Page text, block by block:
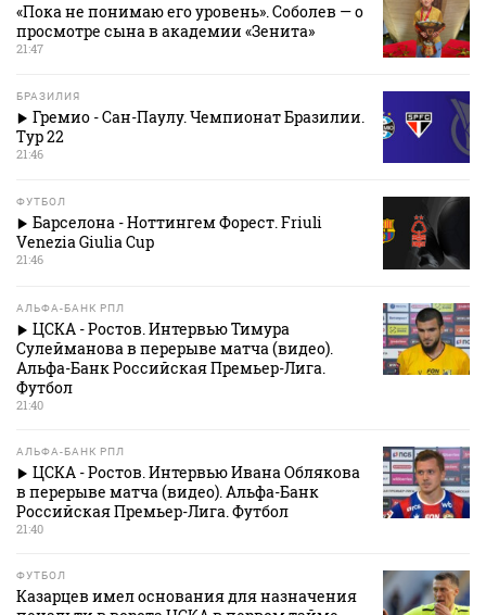
«Пока не понимаю его уровень». Соболев — о
просмотре сына в академии «Зенита»
21:47
БРАЗИЛИЯ
Гремио - Сан-Паулу. Чемпионат Бразилии.
Тур 22
21:46
ФУТБОЛ
Барселона - Ноттингем Форест. Friuli
Venezia Giulia Cup
21:46
АЛЬФА-БАНК РПЛ
ЦСКА - Ростов. Интервью Тимура
Сулейманова в перерыве матча (видео).
Альфа-Банк Российская Премьер-Лига.
Футбол
21:40
АЛЬФА-БАНК РПЛ
ЦСКА - Ростов. Интервью Ивана Облякова
в перерыве матча (видео). Альфа-Банк
Российская Премьер-Лига. Футбол
21:40
ФУТБОЛ
Казарцев имел основания для назначения